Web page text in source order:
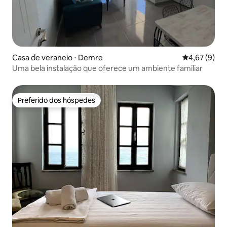
Casa de veraneio ⋅ Demre 4,67 de uma
4,67 (9)
Uma bela instalação que oferece um ambiente familiar
Preferido dos hóspedes
Preferido dos hóspedes